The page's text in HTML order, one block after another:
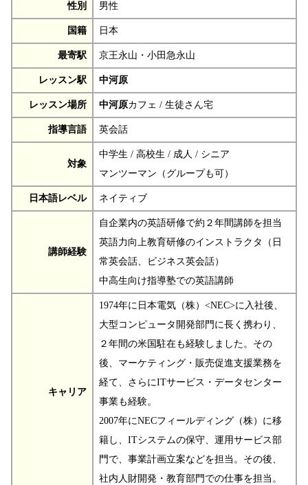
性別 男性
国籍 日本
最寄駅 京王永山・小田急永山
レッスン駅 中河原
レッスン場所 中河原カフェ / 生徒さん宅
指導言語 英会話
対象
中学生 / 高校生 / 成人 / シニア
マンツーマン（グループも可）
日本語レベル ネイティブ
講師経験
自企業内の英語研修で約２年間講師を担当
英語力向上教育研修のインストラクタ（日
常英会話、ビジネス英会話）
中高生向け指導塾での英語講師
キャリア
1974年に日本電気（株）<NEC>に入社後、
大型コンピュータ開発部門に長く携わり、
２年間の米国駐在も経験しました。その
後、マーケティング・販売促進支援業務を
経て、さらにITサービス・データセンター
事業も経験。
2007年にNECフィールディング（株）に移
籍し、ITシステムの保守、運用サービス部
門で、事業計画立案などを担当。その後、
社内人財開発・教育部門での仕事を担当。